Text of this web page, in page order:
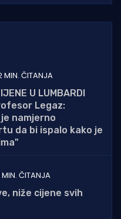
MIN. ČITANJA
U LUMBARDI
Legaz:
namjerno
da bi ispalo kako je
MIN. ČITANJA
niže cijene svih